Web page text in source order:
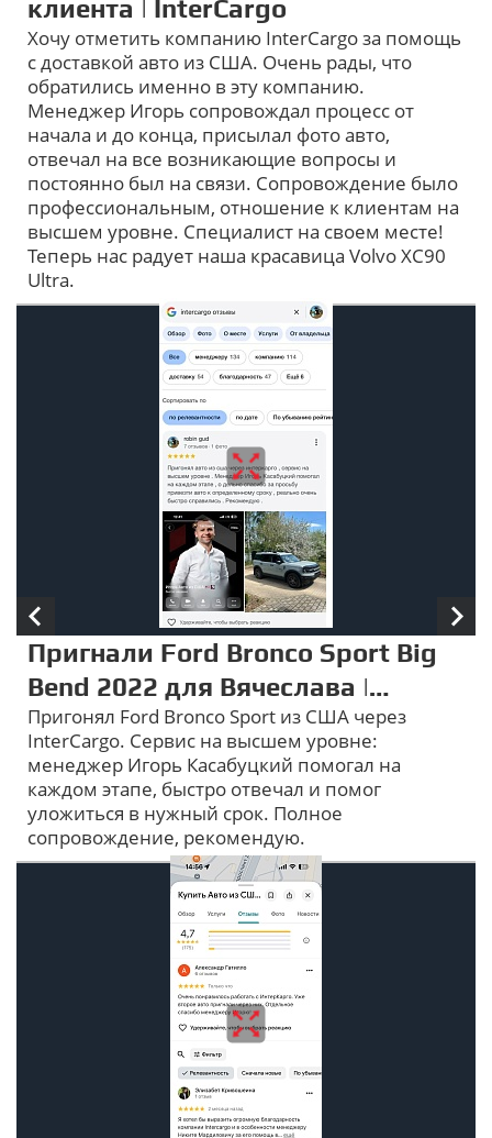
клиента | InterCargo
Хочу отметить компанию InterCargo за помощь
с доставкой авто из США. Очень рады, что
обратились именно в эту компанию.
Менеджер Игорь сопровождал процесс от
начала и до конца, присылал фото авто,
отвечал на все возникающие вопросы и
постоянно был на связи. Сопровождение было
профессиональным, отношение к клиентам на
высшем уровне. Специалист на своем месте!
Теперь нас радует наша красавица Volvo XC90
Ultra.
Пригнали Ford Bronco Sport Big
Bend 2022 для Вячеслава |
InterCargo отзывы
Пригонял Ford Bronco Sport из США через
InterCargo. Сервис на высшем уровне:
менеджер Игорь Касабуцкий помогал на
каждом этапе, быстро отвечал и помог
уложиться в нужный срок. Полное
сопровождение, рекомендую.